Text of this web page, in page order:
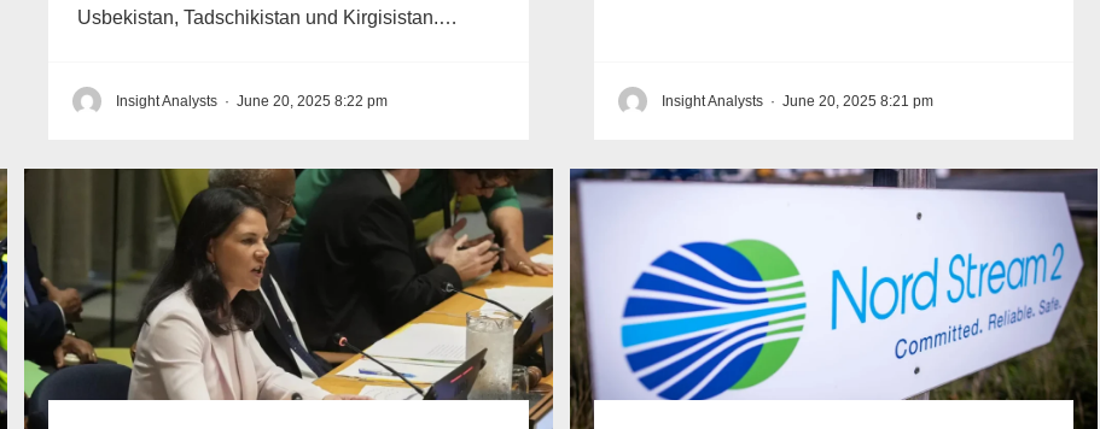
Usbekistan, Tadschikistan und Kirgisistan.…
Insight Analysts · June 20, 2025 8:22 pm Insight Analysts · June 20, 2025 8:21 pm